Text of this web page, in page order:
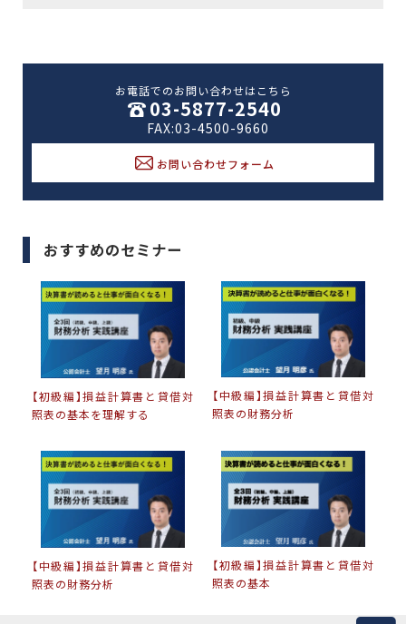
お電話でのお問い合わせはこちら
03-5877-2540
FAX:03-4500-9660
お問い合わせフォーム
おすすめのセミナー
【初級編】損益計算書と貸借対
照表の基本を理解する
【中級編】損益計算書と貸借対
照表の財務分析
【中級編】損益計算書と貸借対
照表の財務分析
【初級編】損益計算書と貸借対
照表の基本